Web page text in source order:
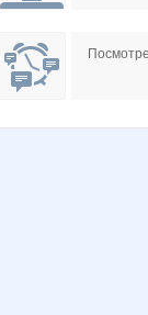
Бусик Деловая